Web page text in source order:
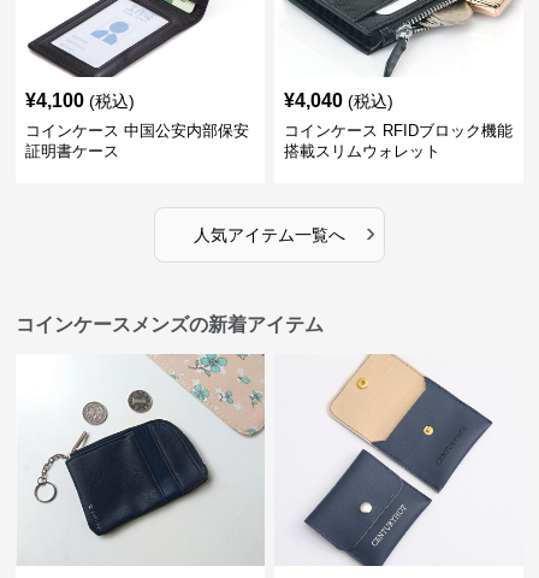
¥4,100 (税込)
コインケース 中国公安内部保安
証明書ケース
¥4,040 (税込)
コインケース RFIDブロック機能
搭載スリムウォレット
人気アイテム一覧へ ›
コインケースメンズの新着アイテム